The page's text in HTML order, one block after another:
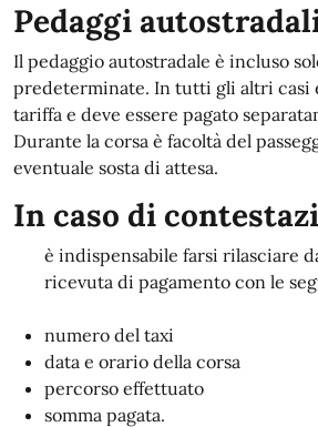
Pedaggi
Il pedaggio autostradale è incluso
predeterminate. In tutti gli altri casi
tariffa e deve essere pagato
Durante la corsa è facoltà del
eventuale sosta di attesa.
In caso di
è indispensabile farsi rilasciare
ricevuta di pagamento con le
numero del taxi
data e orario della corsa
percorso effettuato
somma pagata.